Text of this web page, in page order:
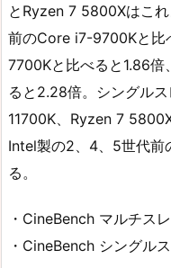
とRyzen 7 5800Xはこ
前のCore i7-9700Kと比
7700Kと比べると1.86
ると2.28倍。シングル
11700K、Ryzen 7
Intel製の2、4、5世代前
る。
・CineBench マルチス
・CineBench シングル